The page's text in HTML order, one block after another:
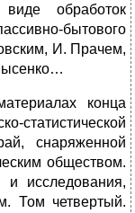
обработок
бытового
И. Прачем,
конца
статистической
снаряженной
обществом.
исследования,
Том четвертый.